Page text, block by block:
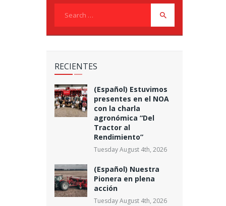
RECIENTES
(Español) Estuvimos
presentes en el NOA
con la charla
agronómica “Del
Tractor al
Rendimiento”
Tuesday August 4th, 2026
(Español) Nuestra
Pionera en plena
acción
Tuesday August 4th, 2026